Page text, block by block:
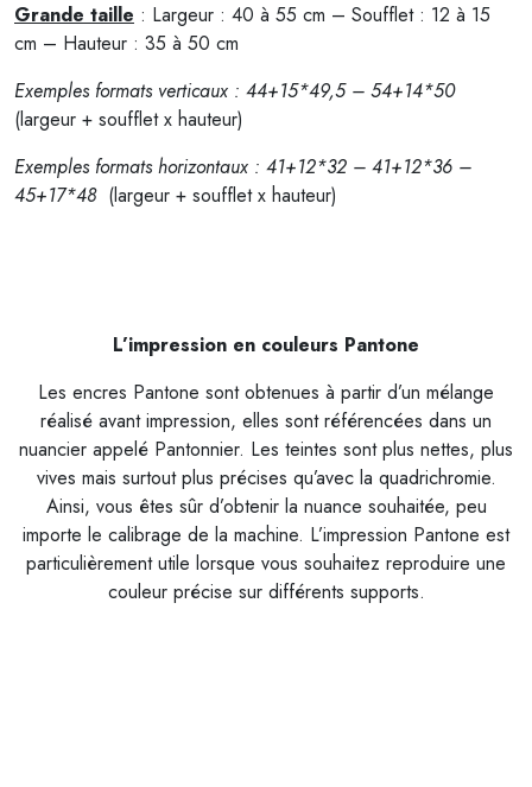
Grande taille : Largeur : 40 à 55 cm – Soufflet : 12 à 15
cm – Hauteur : 35 à 50 cm
Exemples formats verticaux : 44+15*49,5 – 54+14*50
(largeur + soufflet x hauteur)
Exemples formats horizontaux : 41+12*32 – 41+12*36 –
45+17*48 (largeur + soufflet x hauteur)
L’impression en couleurs Pantone
Les encres Pantone sont obtenues à partir d’un mélange
réalisé avant impression, elles sont référencées dans un
nuancier appelé Pantonnier. Les teintes sont plus nettes, plus
vives mais surtout plus précises qu’avec la quadrichromie.
Ainsi, vous êtes sûr d’obtenir la nuance souhaitée, peu
importe le calibrage de la machine. L’impression Pantone est
particulièrement utile lorsque vous souhaitez reproduire une
couleur précise sur différents supports.